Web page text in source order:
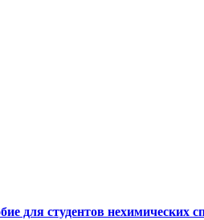
для студентов нехимических